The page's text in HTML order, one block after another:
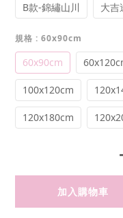
B款-錦繡山川 大吉
規格 : 60x90cm
60x90cm
100x120cm
120x180cm
加入購物車